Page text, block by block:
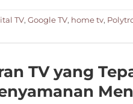
TV, Google TV, home tv,
TV yang